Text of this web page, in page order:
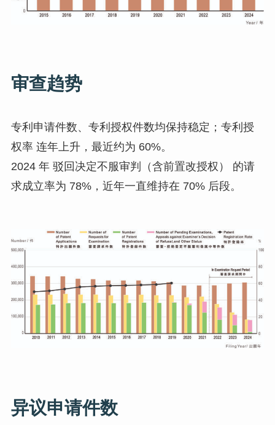
审查趋势
专利申请件数、专利授权件数均保持稳定；专利授
权率 连年上升，最近约为 60%。
2024 年 驳回决定不服审判（含前置改授权） 的请
求成立率为 78%，近年一直维持在 70% 后段。
异议申请件数